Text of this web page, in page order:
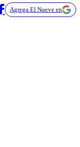
Agrega El Nueve en